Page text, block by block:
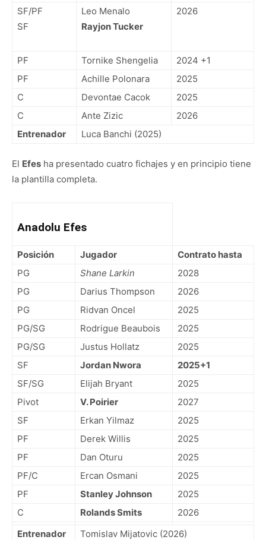
SF/PF
SF
Leo Menalo
Rayjon Tucker
2026
PF Tornike Shengelia
2024 +1
PF
Achille Polonara
2025
C
Devontae Cacok
2025
C
Ante Zizic
2026
Entrenador
Luca Banchi (2025)
El Efes ha presentado cuatro fichajes y en principio tiene
la plantilla completa.
Anadolu Efes
Posición Jugador
Contrato hasta
PG
Shane Larkin
2028
PG
Darius Thompson
2026
PG
Ridvan Oncel
2025
PG/SG
Rodrigue Beaubois
2025
PG/SG
Justus Hollatz
2025
SF
Jordan Nwora
2025+1
SF/SG
Elijah Bryant
2025
Pivot
V. Poirier
2027
SF
Erkan Yilmaz
2025
PF
Derek Willis
2025
PF
Dan Oturu
2025
PF/C
Ercan Osmani
2025
PF
Stanley Johnson
2025
C
Rolands Smits
2026
Entrenador
Tomislav Mijatovic (2026)